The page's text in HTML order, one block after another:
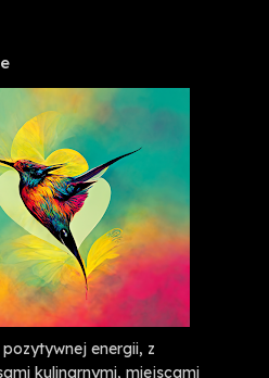
energii, z
kulinarnymi, miejscami